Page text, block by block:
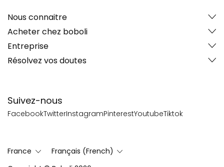
Suivez-nous
FacebookTwitterInstagramPinterestYoutubeTiktok
Nous connaitre
Acheter chez boboli
Entreprise
Résolvez vos doutes
France
Français (French)